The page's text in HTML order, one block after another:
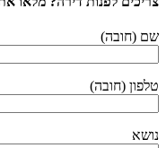
שם (חובה)
טלפון (חובה)
נושא